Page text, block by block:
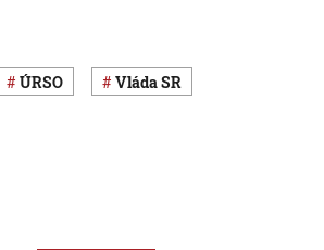
ÚRSO vláda SR